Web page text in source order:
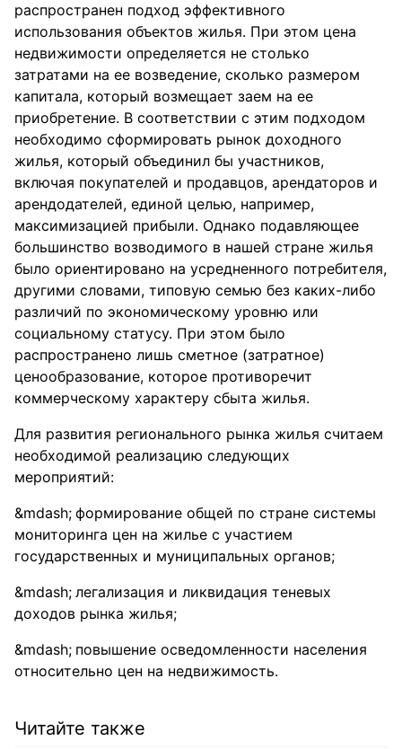
распространен подход эффективного
использования объектов жилья. При этом цена
недвижимости определяется не столько
затратами на ее возведение, сколько размером
капитала, который возмещает заем на ее
приобретение. В соответствии с этим подходом
необходимо сформировать рынок доходного
жилья, который объединил бы участников,
включая покупателей и продавцов, арендаторов и
арендодателей, единой целью, например,
максимизацией прибыли. Однако подавляющее
большинство возводимого в нашей стране жилья
было ориентировано на усредненного потребителя,
другими словами, типовую семью без каких-либо
различий по экономическому уровню или
социальному статусу. При этом было
распространено лишь сметное (затратное)
ценообразование, которое противоречит
коммерческому характеру сбыта жилья.
Для развития регионального рынка жилья считаем
необходимой реализацию следующих
мероприятий:
формирование общей по стране системы
мониторинга цен на жилье с участием
государственных и муниципальных органов;
легализация и ликвидация теневых
доходов рынка жилья;
повышение осведомленности населения
относительно цен на недвижимость.
Читайте также